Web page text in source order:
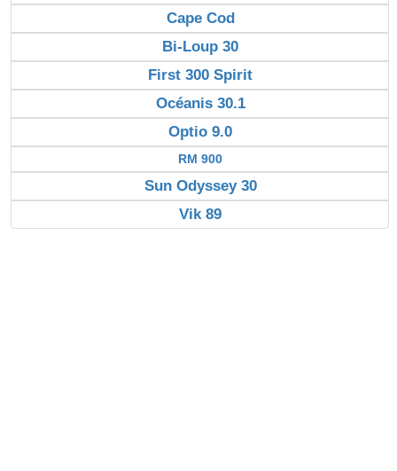
Cape Cod
Bi-Loup 30
First 300 Spirit
Océanis 30.1
Optio 9.0
RM 900
Sun Odyssey 30
Vik 89